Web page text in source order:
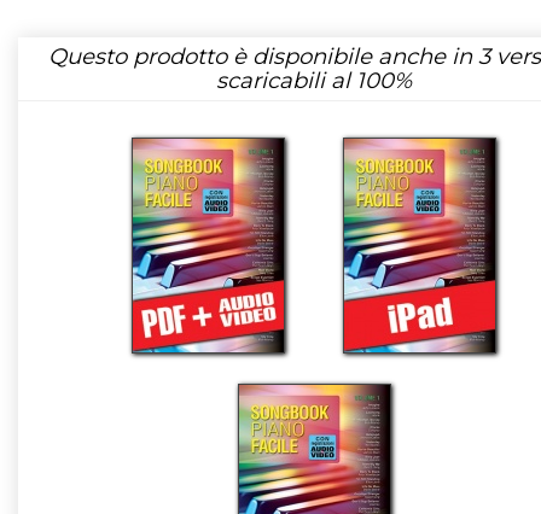
Questo prodotto è disponibile anche in 3
scaricabili al 100%